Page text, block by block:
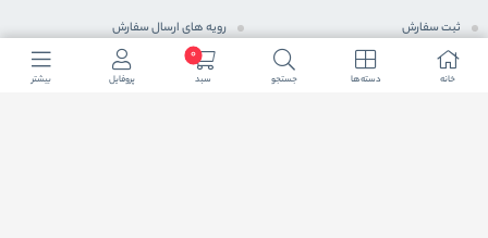
خانه دسته ها جستجو
0
سبد پروفایل بیشتر
ثبت سفارش رویه های ارسال سفارش
رویه بازگرداندن کالا شیوه های پرداخت